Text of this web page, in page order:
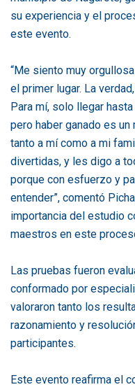
su experiencia y el
este evento.
“Me siento muy
el primer lugar. La
Para mí, solo llegar
pero haber ganado es
tanto a mí como a mi
divertidas, y les digo a
porque con esfuerzo y
entender”, comentó
importancia del estudio
maestros en este
Las pruebas fueron
conformado por
valoraron tanto los
razonamiento y
participantes.
Este evento reafirma el